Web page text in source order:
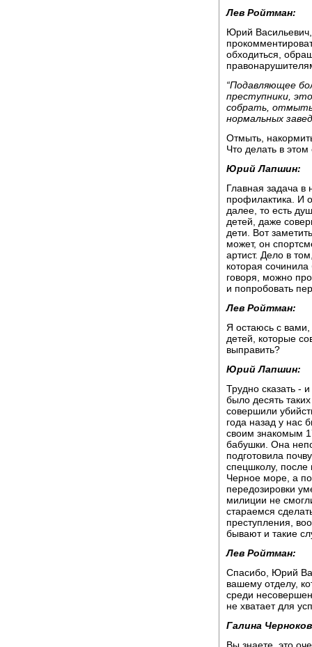
Лев Ройтман:
Юрий
обходиться,
“Подавляющее
преступники,
собрать,
нормальных
Отмыть,
Что делать в этом
Юрий Лапшин:
Главная задача
профилактика. И
далее, то есть
детей, даже
дети. Вот
может, он
артист. Дело в
которая
говоря, можно
и попробовать
Лев Ройтман:
Я остаюсь с
детей, которые
выправить?
Юрий Лапшин:
Трудно сказать -
было десять
совершили
года назад у нас
своим знакомым
бабушки. Она
подготовила
спецшколу,
Черное море, а
передозировки
милиции не
стараемся
преступления,
бывают и такие
Лев Ройтман:
Спасибо, Юрий
вашему отделу,
среди
не хватает для
Галина